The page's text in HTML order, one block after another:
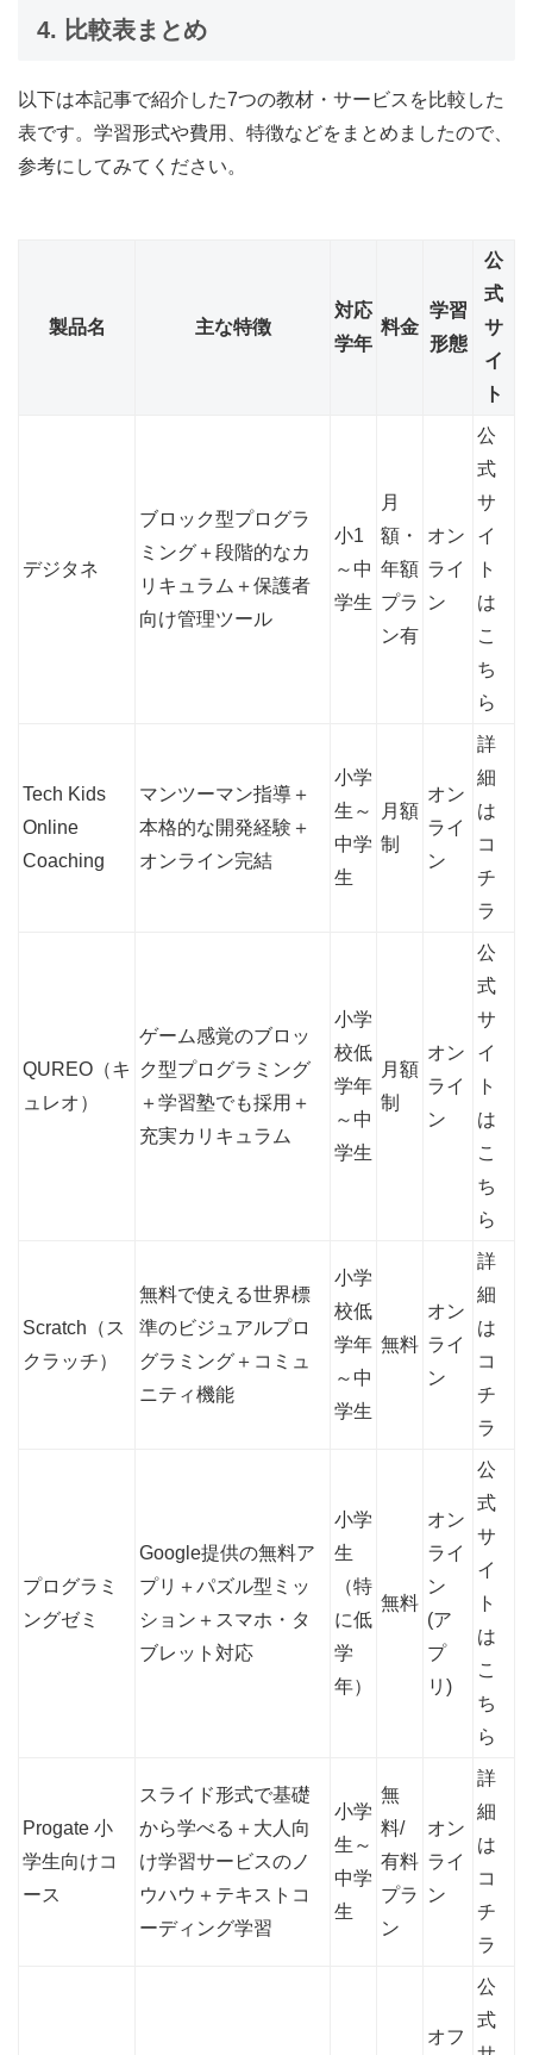
4. 比較表まとめ
以下は本記事で紹介した7つの教材・サービスを比較した
表です。学習形式や費用、特徴などをまとめましたので、
参考にしてみてください。
製品名 主な特徴
対応
学年
料金
学習
形態
公
式
サ
イ
ト
デジタネ
ブロック型プログラ
ミング＋段階的なカ
リキュラム＋保護者
向け管理ツール
小1
～中
学生
月
額・
年額
プラ
ン有
オン
ライ
ン
公
式
サ
イ
ト
は
こ
ち
ら
Tech Kids
Online
Coaching
マンツーマン指導＋
本格的な開発経験＋
オンライン完結
小学
生～
中学
生
月額
制
オン
ライ
ン
詳
細
は
コ
チ
ラ
QUREO（キ
ュレオ）
ゲーム感覚のブロッ
ク型プログラミング
＋学習塾でも採用＋
充実カリキュラム
小学
校低
学年
～中
学生
月額
制
オン
ライ
ン
公
式
サ
イ
ト
は
こ
ち
ら
Scratch（ス
クラッチ）
無料で使える世界標
準のビジュアルプロ
グラミング＋コミュ
ニティ機能
小学
校低
学年
～中
学生
無料
オン
ライ
ン
詳
細
は
コ
チ
ラ
プログラミ
ングゼミ
Google提供の無料ア
プリ＋パズル型ミッ
ション＋スマホ・タ
ブレット対応
小学
生
（特
に低
学
年）
無料
オン
ライ
ン
(ア
プ
リ)
公
式
サ
イ
ト
は
こ
ち
ら
Progate 小
学生向けコ
ース
スライド形式で基礎
から学べる＋大人向
け学習サービスのノ
ウハウ＋テキストコ
ーディング学習
小学
生～
中学
生
無
料/
有料
プラ
ン
オン
ライ
ン
詳
細
は
コ
チ
ラ
オフ
公
式